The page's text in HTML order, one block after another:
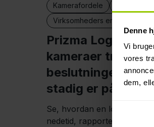
Denne
Vi
vores
dem,
Kamerafordele
Virksomheders erfaringer
Prizma Logistics:
kameraer træffer
beslutninger,
stadig er på vejen
Se, hvordan en
nedetid, rapporterer